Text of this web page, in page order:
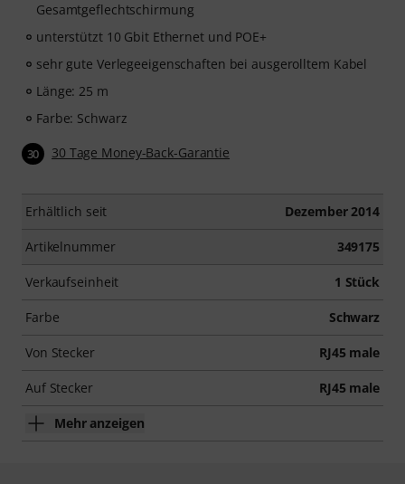
Gesamtgeflechtschirmung
unterstützt 10 Gbit Ethernet und POE+
sehr gute Verlegeeigenschaften bei ausgerolltem Kabel
Länge: 25 m
Farbe: Schwarz
30 30 Tage Money-Back-Garantie
Erhältlich seit Dezember 2014
Artikelnummer 349175
Verkaufseinheit 1 Stück
Farbe Schwarz
Von Stecker RJ45 male
Auf Stecker RJ45 male
Mehr anzeigen